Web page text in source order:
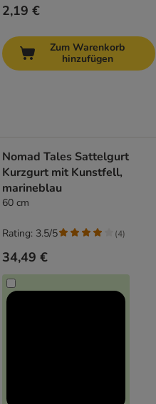
2,19 €
Zum Warenkorb
hinzufügen
Nomad Tales Sattelgurt
Kurzgurt mit Kunstfell,
marineblau
60 cm
34,49 €
Rating: 3.5/5 (4)